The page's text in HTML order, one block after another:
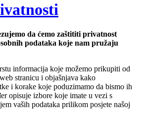
da ćemo zaštititi privatnost
podataka koje nam pružaju
informacija koje možemo prikupiti od
stranicu i objašnjava kako
i korake koje poduzimamo da bismo ih
opisuje izbore koje imate u vezi s
vaših podataka prilikom posjete našoj